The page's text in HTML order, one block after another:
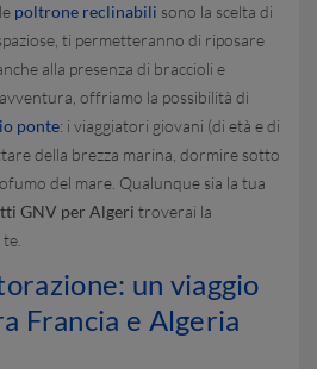
poltrone reclinabili sono la scelta di
ti permetteranno di riposare
alla presenza di braccioli e
offriamo la possibilità di
ponte: i viaggiatori giovani (di età e di
della brezza marina, dormire sotto
del mare. Qualunque sia la tua
GNV per Algeri troverai la
un viaggio
Francia e Algeria